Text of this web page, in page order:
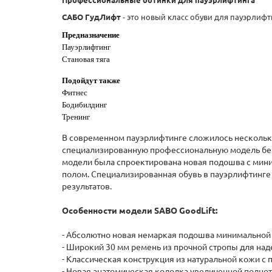
САБО ГудЛифт - это новый класс обуви для
Предназначение
Пауэрлифтинг
Становая тяга
Подойдут также
Фитнес
Бодибилдинг
Тренинг
В современном пауэрлифтинге сложилось
специализированную профессиональную модель
модели была спроектирована новая подошва с
полом. Специализированная обувь в
результатов.
Особенности модели SABO GoodLift:
- Абсолютно новая немаркая подошва
- Широкий 30 мм ремень из прочной стропы для
- Классическая конструкция из натуральной кожи с